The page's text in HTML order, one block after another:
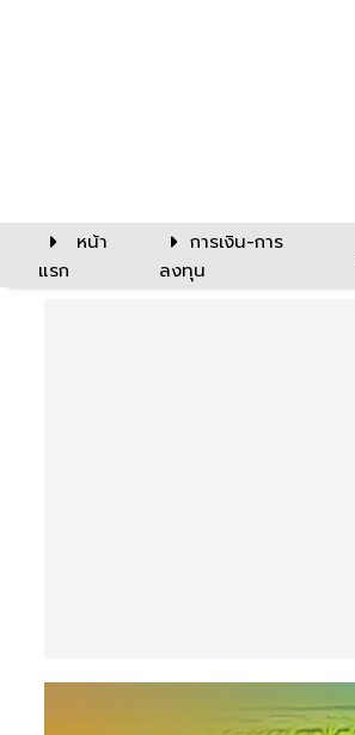
หน้า
แรก
การเงิน-การ
ลงทุน